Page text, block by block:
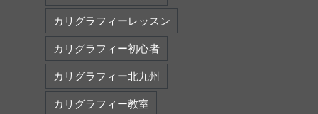
カリグラフィーレッスン
カリグラフィー初心者
カリグラフィー北九州
カリグラフィー教室